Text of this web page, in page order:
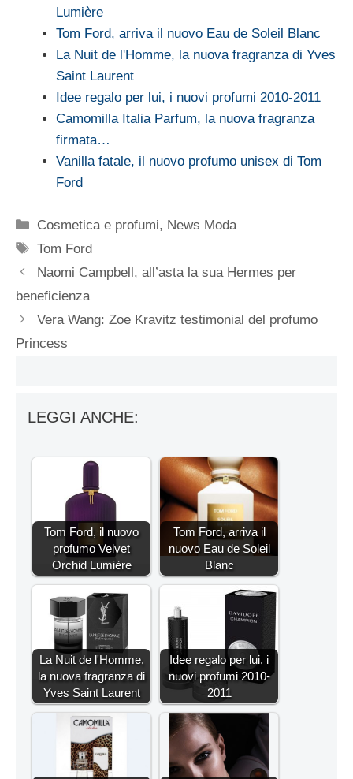
Lumière
Tom Ford, arriva il nuovo Eau de Soleil Blanc
La Nuit de l'Homme, la nuova fragranza di Yves
Saint Laurent
Idee regalo per lui, i nuovi profumi 2010-2011
Camomilla Italia Parfum, la nuova fragranza
firmata…
Vanilla fatale, il nuovo profumo unisex di Tom
Ford
Categorie
Cosmetica e profumi, News Moda
Tag
Tom Ford
Naomi Campbell, all’asta la sua Hermes per
beneficienza
Vera Wang: Zoe Kravitz testimonial del profumo
Princess
LEGGI ANCHE:
Tom Ford, il nuovo
profumo Velvet
Orchid Lumière
Tom Ford, arriva il
nuovo Eau de Soleil
Blanc
La Nuit de l'Homme,
la nuova fragranza di
Yves Saint Laurent
Idee regalo per lui, i
nuovi profumi 2010-
2011